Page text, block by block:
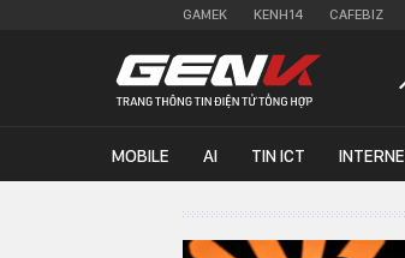
GAMEK KENH14 CAFEBIZ
MOBILE AI TIN ICT